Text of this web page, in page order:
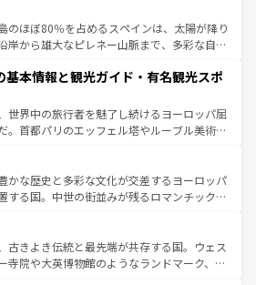
ーナの美しい田園風景やアマルフィ海岸の絶
景観も見逃せない。観光の合間には、本場の
など、絶品のイタリア料理を堪能することも
イタリアで、忘れられない旅をしてみよう！
イタリア情報は
のほぼ80％を占めるスペインは、太陽が降り
岸から雄大なピレネー山脈まで、多彩な自然
この国では、情熱的なフラメンコ、熱気あふ
して美味しいタパスが生活の一部となってい
リードの洗練された雰囲気や、バルセロナの
た街角から、地方では古代ローマ遺跡や中世
よって風土や気候が異なるスペインはその個
性で訪れる人を魅了する。 なお、新着のスペイン情報は コ
を参照してほしい。
基本情報と観光ガイド・有名観光スポ
世界中の旅行者を魅了し続けるヨーロッパ屈
。首都パリのエッフェル塔やルーブル美術館
力が詰まっている。華麗な宮殿、歴史的な大
ビーチ、そして豊かな自然が、訪れる者を心
。また、フランスは美食の国としても知ら
パンの発祥地であるランス、プロヴァンスの
ンダー畑など、多彩な楽しみ方が可能だ。さ
外の地域にも魅力が溢れており、どの街角に
かな歴史と多彩な文化が交差するヨーロッパ
する国。中世の街並みが残るロマンチック街
国は、どこを歩いても飽きることがない。ベ
的活気、バイエルン州のアルプスの絶景、そ
沿いのワイン畑といった風景は必見。ビール
古きよき伝統と最先端が共存する国。ウェス
寺院や大英博物館のようなランドマーク、歴